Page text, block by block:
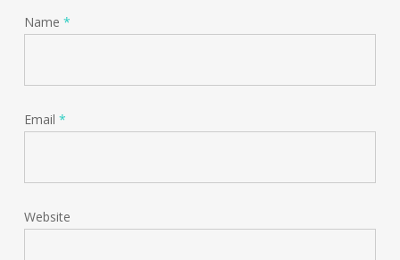
Name *
Email *
Website